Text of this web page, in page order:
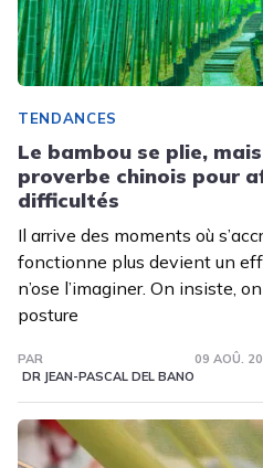
TENDANCES
Le bambou se plie,
proverbe chinois pour
difficultés
Il arrive des moments où
fonctionne plus devient un
n’ose l’imaginer. On insiste,
posture
PAR
DR JEAN-PASCAL DEL BANO
09 AOÛ.